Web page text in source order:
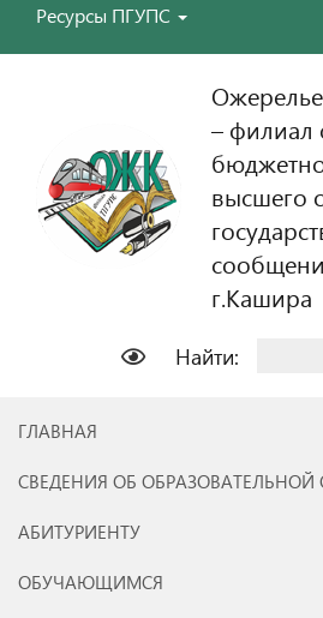
Ресурсы ПГУПС
– филиал
высшего
г.Кашира
Найти:
ГЛАВНАЯ
СВЕДЕНИЯ ОБ
АБИТУРИЕНТУ
ОБУЧАЮЩИМСЯ